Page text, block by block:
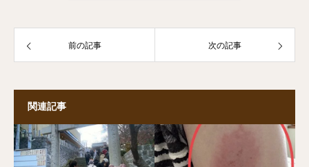
前の記事 次の記事
関連記事